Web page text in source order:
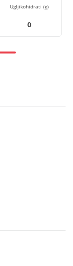
Ugljikohidrati (g)
0